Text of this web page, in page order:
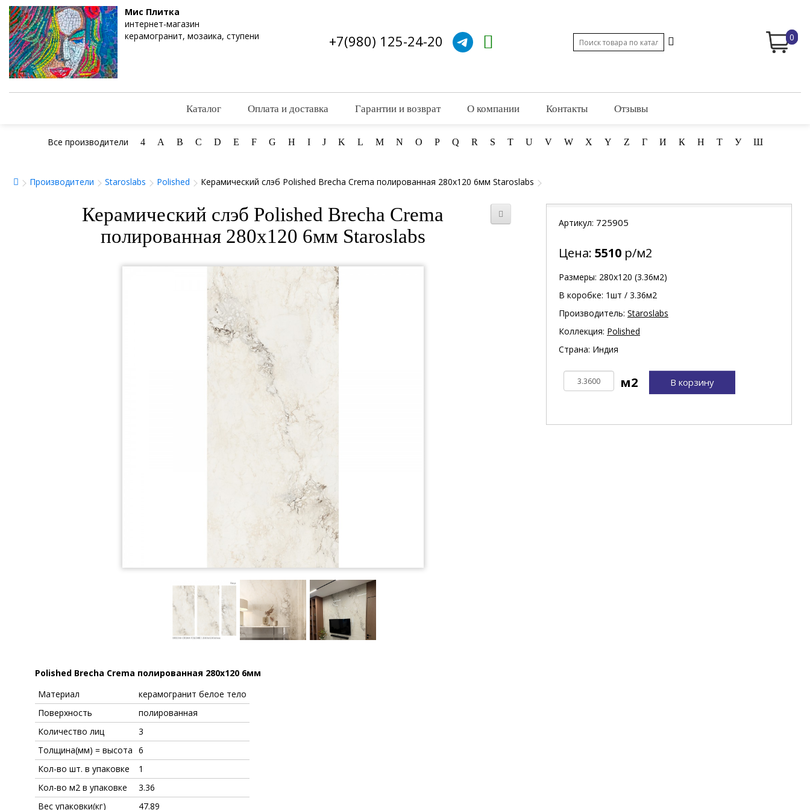
Мис Плитка
интернет-магазин
керамогранит, мозаика, ступени
+7(980) 125-24-20 0
Каталог Оплата и доставка Гарантии и возврат О компании Контакты Отзывы
Все производители 4 A B C D E F G H I J K L M N O P Q R S T U V W X Y Z Г И К Н Т У Ш
Производители Staroslabs Polished Керамический слэб Polished Brecha Crema полированная 280x120 6мм Staroslabs
Керамический слэб Polished Brecha Crema
полированная 280x120 6мм Staroslabs
Polished Brecha Crema полированная 280x120 6мм
Материал
керамогранит белое тело
Поверхность
полированная
Количество лиц
3
Толщина(мм) = высота 6
Кол-во шт. в упаковке
1
Кол-во м2 в упаковке
3.36
Вес упаковки(кг)
47.89
Артикул: 725905
Цена: 5510 р/м2
Размеры: 280х120 (3.36м2)
В коробке: 1шт / 3.36м2
Производитель: Staroslabs
Коллекция: Polished
Страна: Индия
В корзину